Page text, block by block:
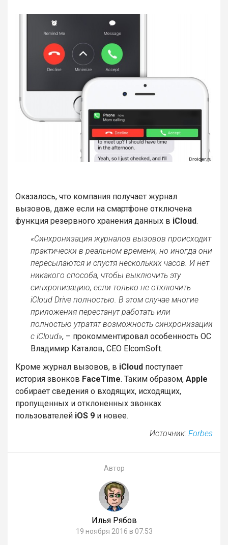
Оказалось, что компания получает журнал
вызовов, даже если на смартфоне отключена
функция резервного хранения данных в iCloud.
«Синхронизация журналов вызовов происходит
практически в реальном времени, но иногда они
пересылаются и спустя нескольких часов. И нет
никакого способа, чтобы выключить эту
синхронизацию, если только не отключить
iCloud Drive полностью. В этом случае многие
приложения перестанут работать или
полностью утратят возможность синхронизации
с iCloud», – прокомментировал особенность ОС
Владимир Каталов, CEO ElcomSoft.
Кроме журнал вызовов, в iCloud поступает
история звонков FaceTime. Таким образом, Apple
собирает сведения о входящих, исходящих,
пропущенных и отклоненных звонках
пользователей iOS 9 и новее.
Источник: Forbes
Автор
Илья Рябов
19 ноября 2016 в 07:53